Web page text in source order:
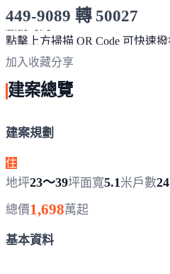
449-9089 轉 50027
服務時間 10:00～19:00
加入收藏分享
建案總覽
建案規劃
住
地坪23～39坪面寬5.1 米戶數24
總價1,698萬起
基本資料